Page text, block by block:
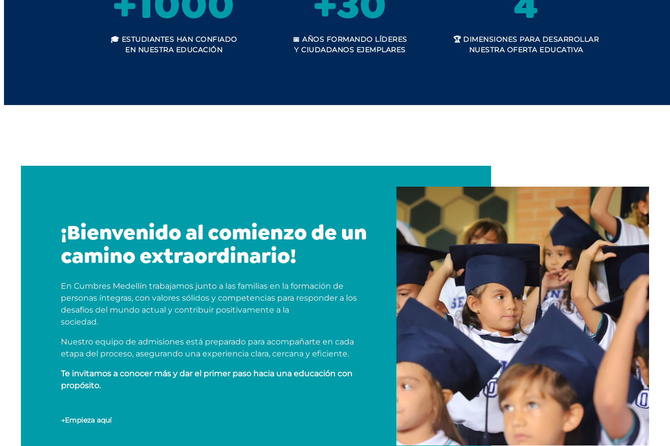
🎓 ESTUDIANTES HAN CONFIADO
EN NUESTRA EDUCACIÓN
📅 AÑOS FORMANDO LÍDERES
Y CIUDADANOS EJEMPLARES
🏆 DIMENSIONES PARA DESARROLLAR
NUESTRA OFERTA EDUCATIVA
¡Bienvenido al comienzo de un
camino extraordinario!
En Cumbres Medellín trabajamos junto a las familias en la formación de
personas íntegras, con valores sólidos y competencias para responder a los
desafíos del mundo actual y contribuir positivamente a la
sociedad.
Nuestro equipo de admisiones está preparado para acompañarte en cada
etapa del proceso, asegurando una experiencia clara, cercana y eficiente.
Te invitamos a conocer más y dar el primer paso hacia una educación con
propósito.
→Empieza aquí